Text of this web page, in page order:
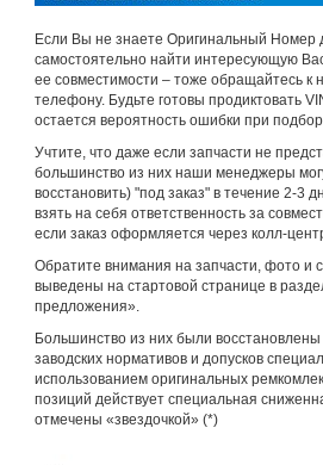
Если Вы не знаете Оригинальный Номер
самостоятельно найти интересующую
ее совместимости – тоже обращайтесь
телефону. Будьте готовы продиктовать
остается вероятность ошибки при
Учтите, что даже если запчасти не
большинство из них наши менеджеры
восстановить) "под заказ" в течение 2-3
взять на себя ответственность за
если заказ оформляется через колл-
Обратите внимания на запчасти, фото и
выведены на стартовой странице в
предложения».
Большинство из них были
заводских нормативов и допусков
использованием оригинальных
позиций действует специальная
отмечены «звездочкой» (*)